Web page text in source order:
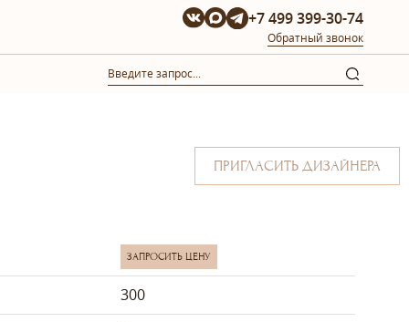
+7 499 399-30-74
Обратный звонок
ПРИГЛАСИТЬ ДИЗАЙНЕРА
ЗАПРОСИТЬ ЦЕНУ
300